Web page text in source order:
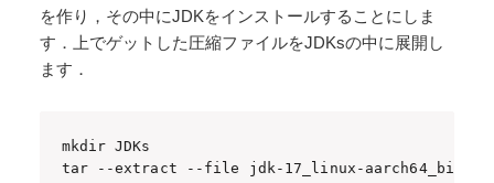
を作り，その中にJDKをインストールすることにしま
す．上でゲットした圧縮ファイルをJDKsの中に展開し
ます．
mkdir JDKs
tar --extract --file jdk-17_linux-